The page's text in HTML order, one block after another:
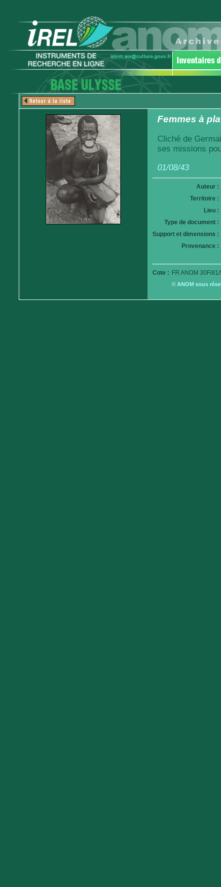
Femmes à
Cliché de
ses missions
01/08/43
Auteur :
Territoire :
Lieu :
Type de document :
Support et dimensions :
Provenance :
Cote : FR ANOM
© ANOM sous